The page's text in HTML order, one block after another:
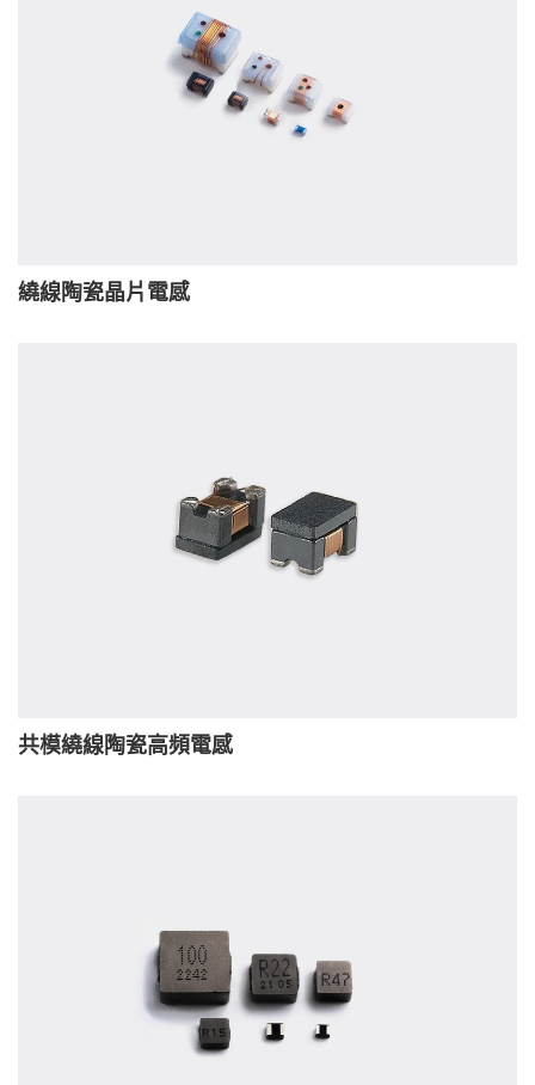
繞線陶瓷晶片電感
共模繞線陶瓷高頻電感